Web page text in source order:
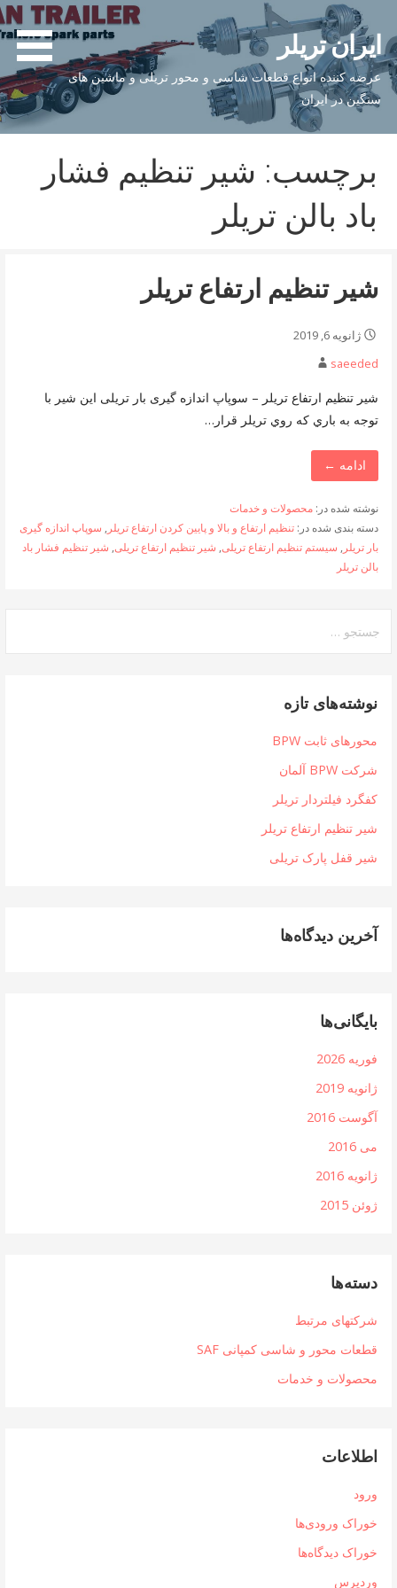
به
محتواایران تریلر
عرضه کننده انواع قطعات شاسی و محور تریلی و ماشین های
سنگین در ایران
برچسب: شیر تنظیم فشار
باد بالن تریلر
شیر تنظیم ارتفاع تریلر
ژانویه 6, 2019
saeeded
شیر تنظیم ارتفاع تریلر – سوپاپ اندازه گیری بار تریلی اين شير با
توجه به باري كه روي تريلر قرار…
ادامه ←
نوشته شده در: محصولات و خدمات
دسته بندی شده در: تنظيم ارتفاع و بالا و پايين كردن ارتفاع تريلر , سوپاپ اندازه گیری
بار تریلر , سیستم تنظیم ارتفاع تریلی, شیر تنظیم ارتفاع تریلی, شیر تنظیم فشار باد
بالن تریلر
برای:
نوشته‌های تازه
محورهای ثابت BPW
شرکت BPW آلمان
کفگرد فیلتردار تریلر
شیر تنظیم ارتفاع تریلر
شیر قفل پارک تریلی
آخرین دیدگاه‌ها
بایگانی‌ها
فوریه 2026
ژانویه 2019
آگوست 2016
می 2016
ژانویه 2016
ژوئن 2015
دسته‌ها
شرکتهای مرتبط
قطعات محور و شاسی کمپانی SAF
محصولات و خدمات
اطلاعات
ورود
خوراک ورودی‌ها
خوراک دیدگاه‌ها
وردپرس